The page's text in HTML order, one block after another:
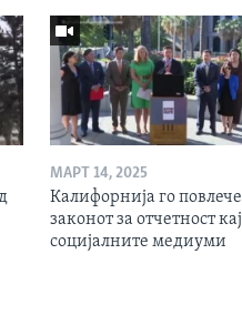
МАРТ 14, 2025
Калифорнија го повлече
законот за отчетност кај
социјалните медиуми